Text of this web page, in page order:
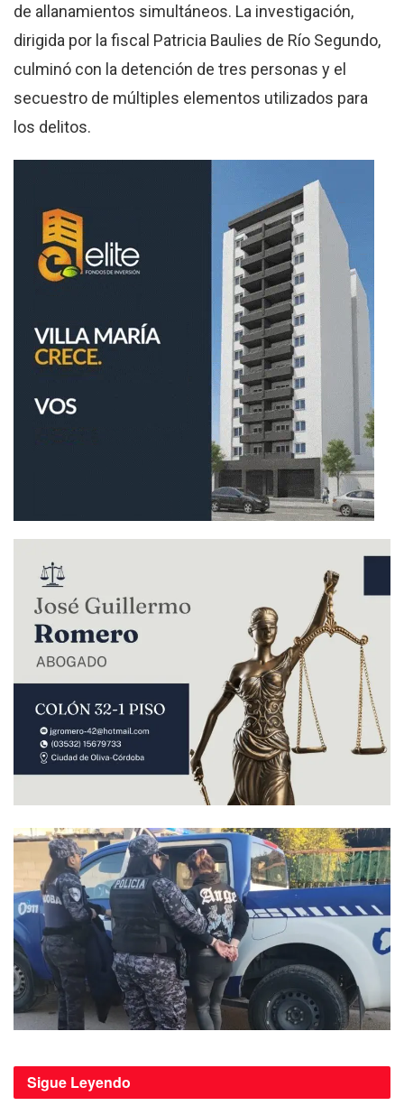
de allanamientos simultáneos. La investigación,
dirigida por la fiscal Patricia Baulies de Río Segundo,
culminó con la detención de tres personas y el
secuestro de múltiples elementos utilizados para
los delitos.
Sigue Leyendo